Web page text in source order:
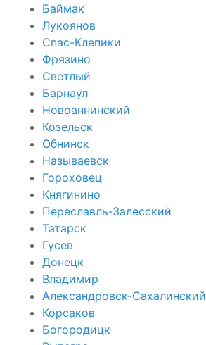
Баймак
Лукоянов
Спас-Клепики
Фрязино
Светлый
Барнаул
Новоаннинский
Козельск
Обнинск
Называевск
Гороховец
Княгинино
Переславль-Залесский
Татарск
Гусев
Донецк
Владимир
Александровск-Сахалинский
Корсаков
Богородицк